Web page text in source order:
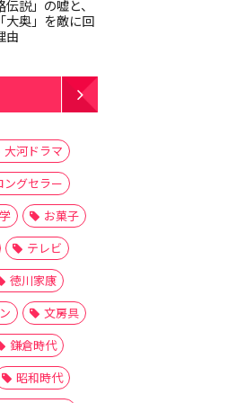
説」の嘘と、
大奥」を敵に回
由
大河ドラマ
ングセラー
お菓子
テレビ
徳川家康
文房具
鎌倉時代
昭和時代